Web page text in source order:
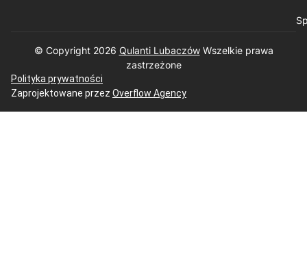
© Copyright 2026 Qulanti Lubaczów​ Wszelkie prawa
zastrzeżone
Polityka prywatności
Zaprojektowane przez Overflow Agency